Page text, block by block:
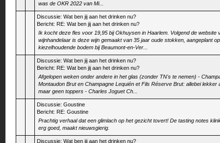
was de OKR 2022 van Mi...
Discussie:Wat ben jij aan het drinken nu?
Bericht: RE: Wat ben jij aan het drinken nu?
Ik kocht deze fles voor 19,95 bij Okhuysen in Haarlem. Volgend de website
wijnhandelaar is deze wijn gemaakt van 35 jaar oude stokken, aangeplant
kiezelhoudende bodem bij Beaumont-en-Ver...
Discussie:Wat ben jij aan het drinken nu?
Bericht: RE: Wat ben jij aan het drinken nu?
Afgelopen weken onder andere in het glas (zonder TN's te nemen) -
Montaudon Brut en Champagne Lequién et Fils Réserve Brut: allebei lekker
maar geen toppers - Charles Joguet Ch...
Discussie:Goustine
Bericht: RE: Goustine
Prachtig verhaal dat een glimlach op het gezicht tovert! De tasting notes
erg goed, maakt nieuwsgierig.
Discussie:Wat ben jij aan het drinken nu?